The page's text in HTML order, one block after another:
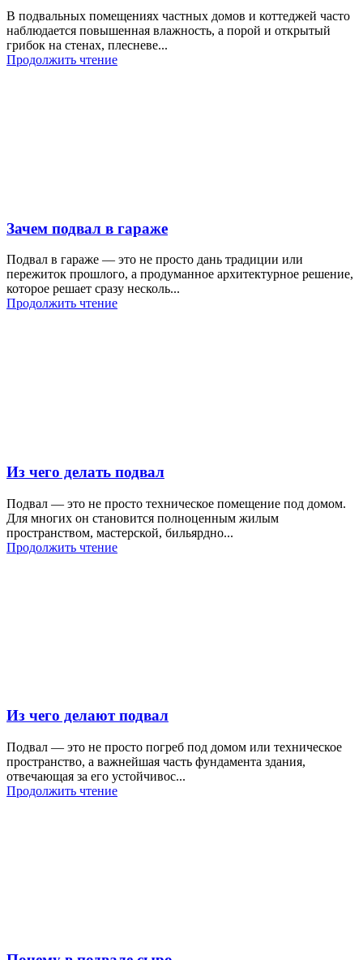
В подвальных помещениях частных домов и коттеджей часто
наблюдается повышенная влажность, а порой и открытый
грибок на стенах, плесневе...
Продолжить чтение
Зачем подвал в гараже
Подвал в гараже — это не просто дань традиции или
пережиток прошлого, а продуманное архитектурное решение,
которое решает сразу несколь...
Продолжить чтение
Из чего делать подвал
Подвал — это не просто техническое помещение под домом.
Для многих он становится полноценным жилым
пространством, мастерской, бильярдно...
Продолжить чтение
Из чего делают подвал
Подвал — это не просто погреб под домом или техническое
пространство, а важнейшая часть фундамента здания,
отвечающая за его устойчивос...
Продолжить чтение